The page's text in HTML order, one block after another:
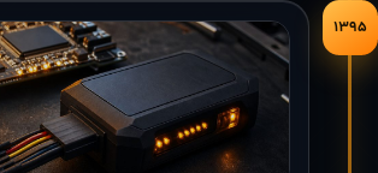
۱۳۹۵